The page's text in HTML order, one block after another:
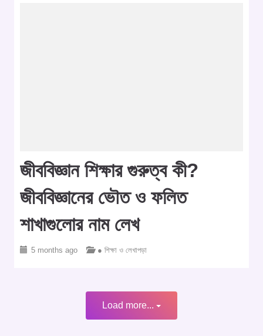
জীববিজ্ঞান শিক্ষার গুরুত্ব কী?
জীববিজ্ঞানের ভৌত ও ফলিত
শাখাগুলোর নাম লেখ
5 months ago ● শিক্ষা ও লেখাপড়া
Load more...